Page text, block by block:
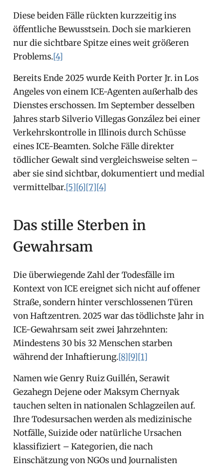
Diese beiden Fälle rückten kurzzeitig ins
öffentliche Bewusstsein. Doch sie markieren
nur die sichtbare Spitze eines weit größeren
Problems.[4]
Bereits Ende 2025 wurde Keith Porter Jr. in Los
Angeles von einem ICE-Agenten außerhalb des
Dienstes erschossen. Im September desselben
Jahres starb Silverio Villegas González bei einer
Verkehrskontrolle in Illinois durch Schüsse
eines ICE-Beamten. Solche Fälle direkter
tödlicher Gewalt sind vergleichsweise selten –
aber sie sind sichtbar, dokumentiert und medial
vermittelbar.[5][6][7][4]
Das stille Sterben in
Gewahrsam
Die überwiegende Zahl der Todesfälle im
Kontext von ICE ereignet sich nicht auf offener
Straße, sondern hinter verschlossenen Türen
von Haftzentren. 2025 war das tödlichste Jahr in
ICE-Gewahrsam seit zwei Jahrzehnten:
Mindestens 30 bis 32 Menschen starben
während der Inhaftierung.[8][9][1]
Namen wie Genry Ruiz Guillén, Serawit
Gezahegn Dejene oder Maksym Chernyak
tauchen selten in nationalen Schlagzeilen auf.
Ihre Todesursachen werden als medizinische
Notfälle, Suizide oder natürliche Ursachen
klassifiziert – Kategorien, die nach
Einschätzung von NGOs und Journalisten